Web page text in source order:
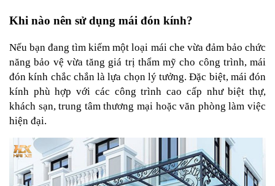
Khi nào nên sử dụng mái đón kính?
Nếu bạn đang tìm kiếm một loại mái che vừa đảm bảo chức
năng bảo vệ vừa tăng giá trị thẩm mỹ cho công trình, mái
đón kính chắc chắn là lựa chọn lý tưởng. Đặc biệt, mái đón
kính phù hợp với các công trình cao cấp như biệt thự,
khách sạn, trung tâm thương mại hoặc văn phòng làm việc
hiện đại.